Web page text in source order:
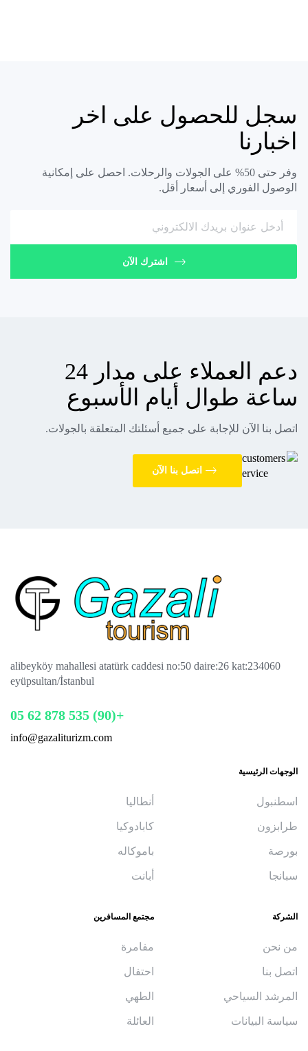
سجل للحصول على اخر
اخبارنا
وفر حتى 50% على الجولات والرحلات. احصل على إمكانية
الوصول الفوري إلى أسعار أقل.
اشترك الآن
دعم العملاء على مدار 24
ساعة طوال أيام الأسبوع
اتصل بنا الآن للإجابة على جميع أسئلتك المتعلقة بالجولات.
اتصل بنا الآن
alibeyköy mahallesi atatürk caddesi no:50 daire:26 kat:234060
eyüpsultan/İstanbul
+(90) 535 878 62 05
info@gazaliturizm.com
الوجهات الرئيسية
اسطنبول
طرابزون
بورصة
سبانجا
أنطاليا
كابادوكيا
باموكاله
أبانت
الشركة
من نحن
اتصل بنا
المرشد السياحي
سياسة البيانات
مجتمع المسافرين
مفامرة
احتفال
الطهي
العائلة